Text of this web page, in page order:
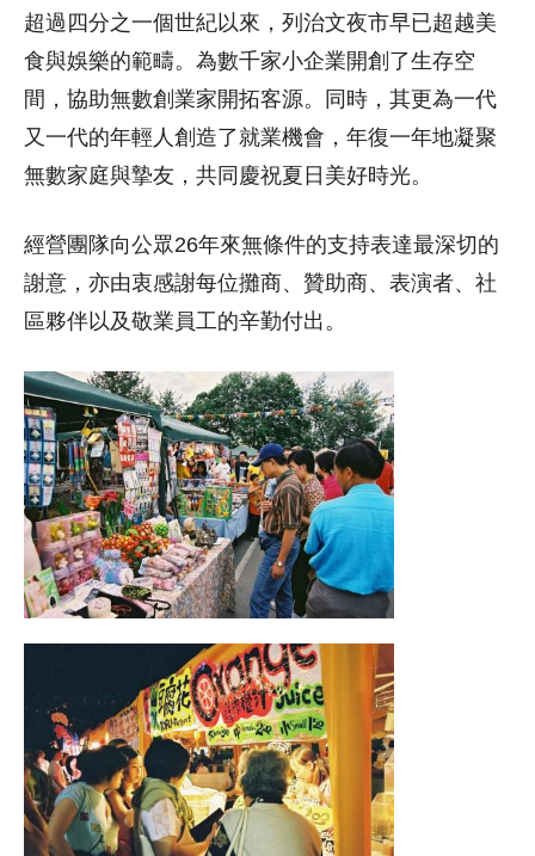
超過四分之一個世紀以來，列治文夜市早已超越美
食與娛樂的範疇。為數千家小企業開創了生存空
間，協助無數創業家開拓客源。同時，其更為一代
又一代的年輕人創造了就業機會，年復一年地凝聚
無數家庭與摯友，共同慶祝夏日美好時光。
經營團隊向公眾26年來無條件的支持表達最深切的
謝意，亦由衷感謝每位攤商、贊助商、表演者、社
區夥伴以及敬業員工的辛勤付出。